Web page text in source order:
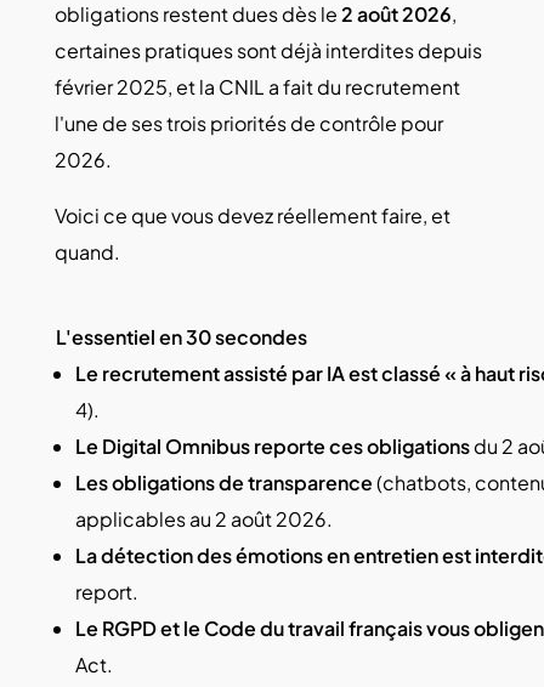
obligations restent dues dès le2 août 2026,
certaines pratiques sont déjà interdites depuis
février 2025, et la CNIL a fait du recrutement
l'une de ses trois priorités de contrôle pour
2026.
Voici ce que vous devez réellement faire, et
quand.
L'essentiel en 30 secondes
Le recrutement assisté par IA est classé « à haut
4).
Le Digital Omnibus reporte ces obligationsdu 2
Les obligations de transparence(chatbots,
applicables au 2 août 2026.
La détection des émotions en entretien est
report.
Le RGPD et le Code du travail français vous
Act.